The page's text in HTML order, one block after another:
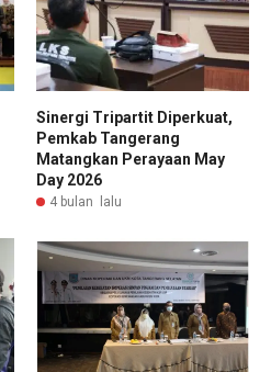
Sinergi Tripartit Diperkuat,
Pemkab Tangerang
Matangkan Perayaan May
Day 2026
4 bulan lalu